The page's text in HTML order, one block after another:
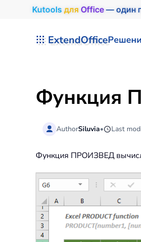
Kutools для Office— один
ExtendOffice
Функция
AuthorSiluvia• Last
Функция ПРОИЗВЕД